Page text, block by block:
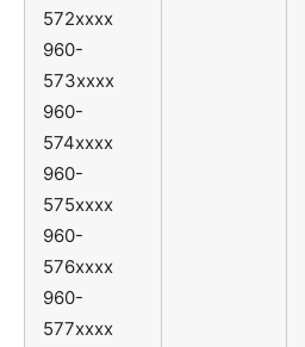
572xxxx
960-
573xxxx
960-
574xxxx
960-
575xxxx
960-
576xxxx
960-
577xxxx